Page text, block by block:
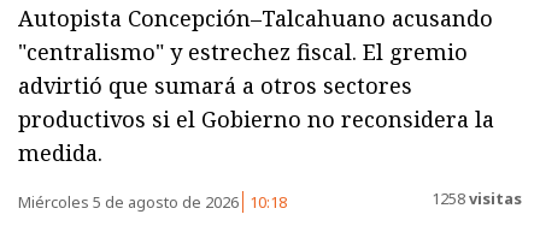
Autopista Concepción–Talcahuano acusando
"centralismo" y estrechez fiscal. El gremio
advirtió que sumará a otros sectores
productivos si el Gobierno no reconsidera la
medida.
Miércoles 5 de agosto de 2026 10:18 1258visitas